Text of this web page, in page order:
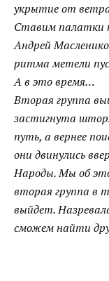
укрытие от
Ставим палатки
Андрей
ритма метели
А в это время…
Вторая группа
застигнута
путь, а вернее
они двинулись
Народы. Мы об
вторая группа в
выйдет.
сможем найти